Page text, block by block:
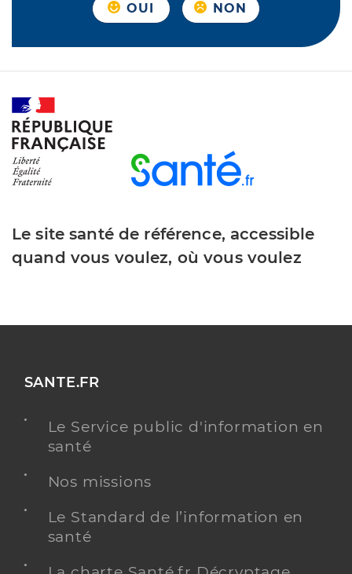
OUI NON
Le site santé de référence, accessible
quand vous voulez, où vous voulez
SANTE.FR
Le Service public d'information en
santé
Nos missions
Le Standard de l’information en
santé